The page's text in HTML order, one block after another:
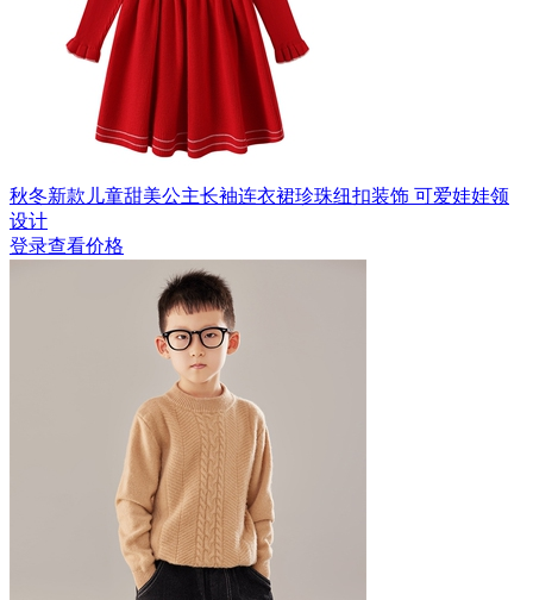
秋冬新款儿童甜美公主长袖连衣裙珍珠纽扣装饰 可爱娃娃领
设计
登录查看价格